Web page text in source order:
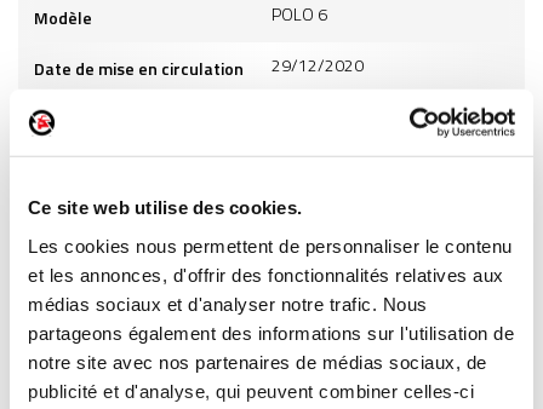
Ce site web utilise des cookies.
Les cookies nous permettent de personnaliser le contenu
et les annonces, d'offrir des fonctionnalités relatives aux
médias sociaux et d'analyser notre trafic. Nous
partageons également des informations sur l'utilisation de
notre site avec nos partenaires de médias sociaux, de
publicité et d'analyse, qui peuvent combiner celles-ci
Modèle POLO 6
Date de mise en circulation 29/12/2020
Cylindrée
Carburant ES
INFORMATIONS PRODUITS